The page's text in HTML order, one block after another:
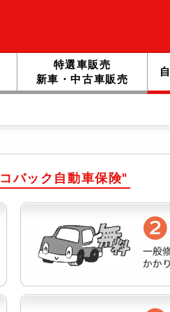
特選車販売
新車・中古車販売
バック自動車保険"